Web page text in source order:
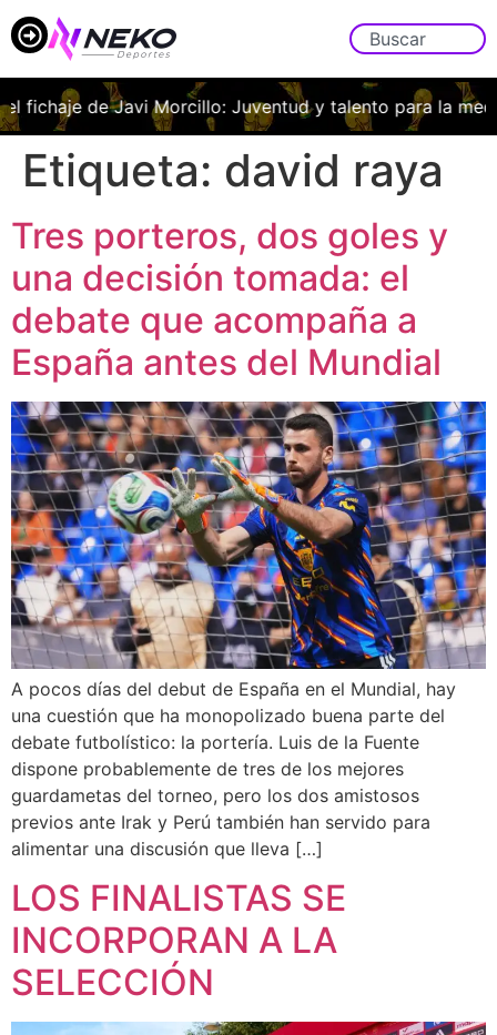
de Javi Morcillo: Juventud y talento para la
Etiqueta: david raya
Tres porteros, dos goles y
una decisión tomada: el
debate que acompaña a
España antes del Mundial
A pocos días del debut de España en el Mundial, hay
una cuestión que ha monopolizado buena parte del
debate futbolístico: la portería. Luis de la Fuente
dispone probablemente de tres de los mejores
guardametas del torneo, pero los dos amistosos
previos ante Irak y Perú también han servido para
alimentar una discusión que lleva […]
LOS FINALISTAS SE
INCORPORAN A LA
SELECCIÓN